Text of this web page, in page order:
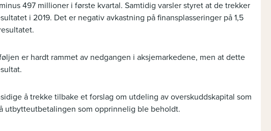
497 millioner i første kvartal. Samtidig varsler styret at de trekker
i 2019. Det er negativ avkastning på finansplasseringer på 1,5
er hardt rammet av nedgangen i aksjemarkedene, men at dette
å trekke tilbake et forslag om utdeling av overskuddskapital som
utbytteutbetalingen som opprinnelig ble beholdt.